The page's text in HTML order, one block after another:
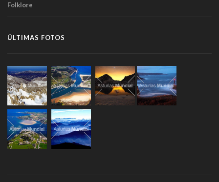
Folklore
ÚLTIMAS FOTOS